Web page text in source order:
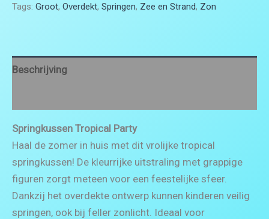
Tags: Groot, Overdekt, Springen, Zee en Strand, Zon
Beschrijving
Springkussen Tropical Party
Haal de zomer in huis met dit vrolijke tropical
springkussen! De kleurrijke uitstraling met grappige
figuren zorgt meteen voor een feestelijke sfeer.
Dankzij het overdekte ontwerp kunnen kinderen veilig
springen, ook bij feller zonlicht. Ideaal voor